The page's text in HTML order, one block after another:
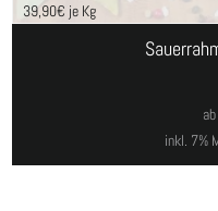
39,90€ je Kg
inkl. 7%
ab